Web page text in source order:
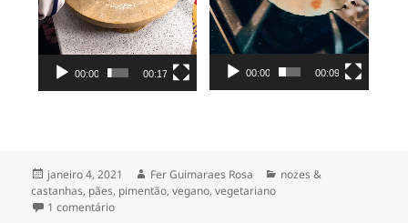
00:00 00:17 00:00 00:09
Publicado
em
janeiro 4, 2021 Autor
Fer Guimaraes Rosa Categorias
nozes &
castanhas, pães, pimentão,vegano,vegetariano
1 comentárioem roti [pãozinho indiano] & muhammara [pasta de